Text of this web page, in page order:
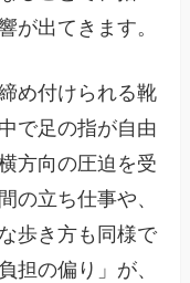
が出てきます。
め付けられる靴
で足の指が自由
方向の圧迫を受
の立ち仕事や、
歩き方も同様で
担の偏り」が、